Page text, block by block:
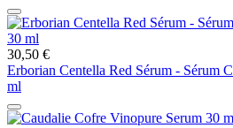
30,50 €
Erborian Centella Red Sérum - Sérum
ml